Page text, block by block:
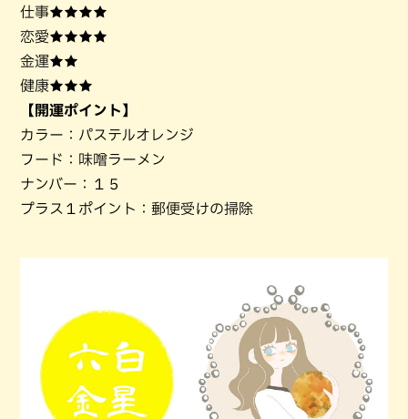
仕事★★★★
恋愛★★★★
金運★★
健康★★★
【開運ポイント】
カラー：パステルオレンジ
フード：味噌ラーメン
ナンバー：１５
プラス１ポイント：郵便受けの掃除